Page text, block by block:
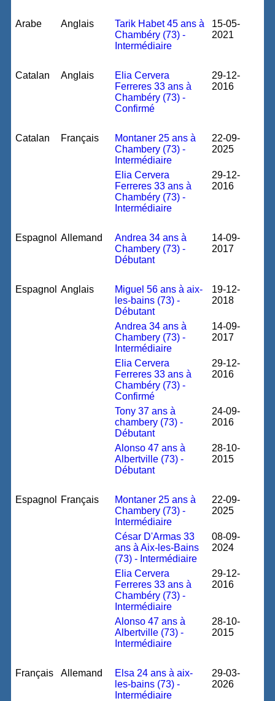
Arabe Anglais
Tarik Habet 45 ans à
Chambéry (73) -
Intermédiaire
15-05-
2021
Catalan Anglais
Elia Cervera
Ferreres 33 ans à
Chambéry (73) -
Confirmé
29-12-
2016
Catalan Français
Montaner 25 ans à
Chambery (73) -
Intermédiaire
22-09-
2025
Elia Cervera
Ferreres 33 ans à
Chambéry (73) -
Intermédiaire
29-12-
2016
Espagnol Allemand
Andrea 34 ans à
Chambery (73) -
Débutant
14-09-
2017
Espagnol Anglais
Miguel 56 ans à aix-
les-bains (73) -
Débutant
19-12-
2018
Andrea 34 ans à
Chambery (73) -
Intermédiaire
14-09-
2017
Elia Cervera
Ferreres 33 ans à
Chambéry (73) -
Confirmé
29-12-
2016
Tony 37 ans à
chambery (73) -
Débutant
24-09-
2016
Alonso 47 ans à
Albertville (73) -
Débutant
28-10-
2015
Espagnol Français
Montaner 25 ans à
Chambery (73) -
Intermédiaire
22-09-
2025
César D'Armas 33
ans à Aix-les-Bains
(73) - Intermédiaire
08-09-
2024
Elia Cervera
Ferreres 33 ans à
Chambéry (73) -
Intermédiaire
29-12-
2016
Alonso 47 ans à
Albertville (73) -
Intermédiaire
28-10-
2015
Français Allemand
Elsa 24 ans à aix-
les-bains (73) -
Intermédiaire
29-03-
2026